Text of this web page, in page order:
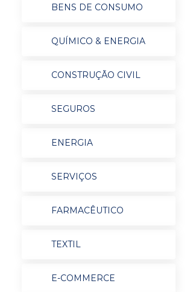
BENS DE CONSUMO
QUÍMICO & ENERGIA
CONSTRUÇÃO CIVIL
SEGUROS
ENERGIA
SERVIÇOS
FARMACÊUTICO
TEXTIL
E-COMMERCE